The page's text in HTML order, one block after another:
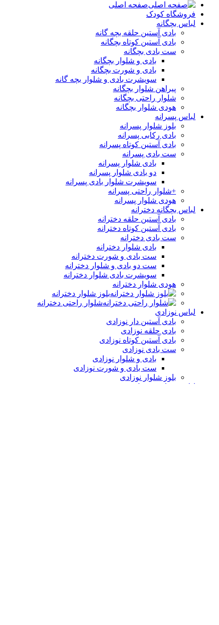
صفحه اصلی
فروشگاه کودک
لباس بچگانه
بادی آستین حلقه بچه گانه
بادی آستین کوتاه بچگانه
ست بادی بچگانه
بادی و شلوار بچگانه
بادی و شورت بچگانه
سویشرت بادی و شلوار بچه گانه
پیراهن شلوار بچگانه
شلوار راحتی بچگانه
هودی شلوار بچگانه
لباس پسرانه
بلوز شلوار پسرانه
بادی رکابی پسرانه
بادی آستین کوتاه پسرانه
ست بادی پسرانه
بادی شلوار پسرانه
دو بادی شلوار پسرانه
سویشرت شلوار بادی پسرانه
+شلوار راحتی پسرانه
هودی شلوار پسرانه
لباس بچگانه دخترانه
بادی آستین حلقه دخترانه
بادی آستین کوتاه دخترانه
ست بادی دخترانه
بادی شلوار دخترانه
ست بادی و شورت دخترانه
ست دو بادی و شلوار دخترانه
سویشرت بادی شلوار دخترانه
هودی شلوار دخترانه
بلوز شلوار دخترانه
شلوار راحتی دخترانه
لباس نوزادی
بادی آستین دار نوزادی
بادی حلقه نوزادی
بادی آستین کوتاه نوزادی
ست بادی نوزادی
بادی و شلوار نوزادی
ست بادی و شورت نوزادی
بلوز شلوار نوزادی
لباس نوزادی پسرانه